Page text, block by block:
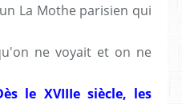
La Mothe parisien qui
ne voyait et on ne
le XVIIIe siècle, les